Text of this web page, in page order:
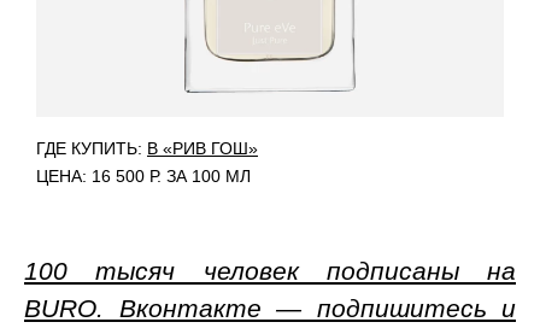
ГДЕ КУПИТЬ: В «РИВ ГОШ»
ЦЕНА: 16 500 Р. ЗА 100 МЛ
100 тысяч человек подписаны на
BURO. Вконтакте — подпишитесь и